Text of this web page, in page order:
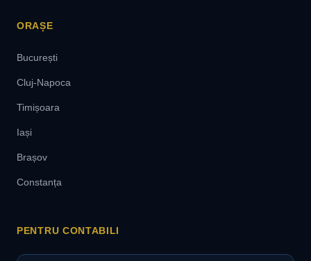
ORAȘE
București
Cluj-Napoca
Timișoara
Iași
Brașov
Constanța
PENTRU CONTABILI